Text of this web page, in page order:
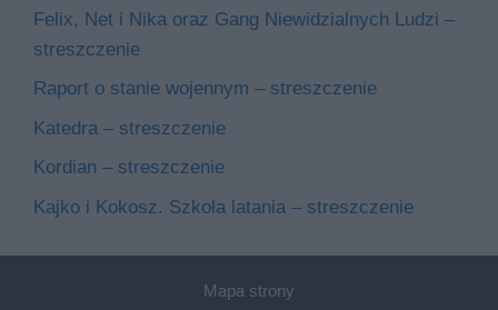
Felix, Net i Nika oraz Gang Niewidzialnych Ludzi –
streszczenie
Raport o stanie wojennym – streszczenie
Katedra – streszczenie
Kordian – streszczenie
Kajko i Kokosz. Szkoła latania – streszczenie
Mapa strony